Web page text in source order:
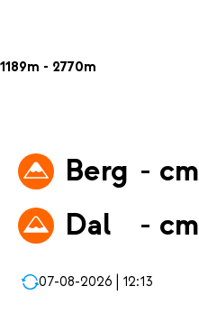
1189m - 2770m
Berg - cm
Dal
- cm
07-08-2026 | 12:13